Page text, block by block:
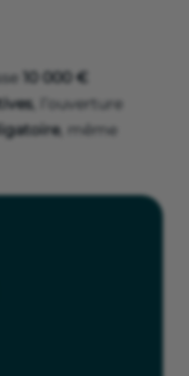
10 000 €
, l’ouverture
, même